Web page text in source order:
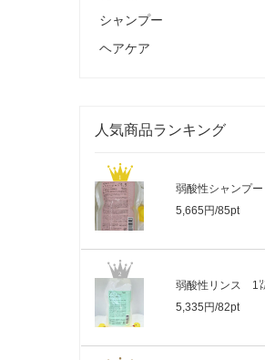
シャンプー
ヘアケア
人気商品ランキング
5,665円/85pt
5,335円/82pt